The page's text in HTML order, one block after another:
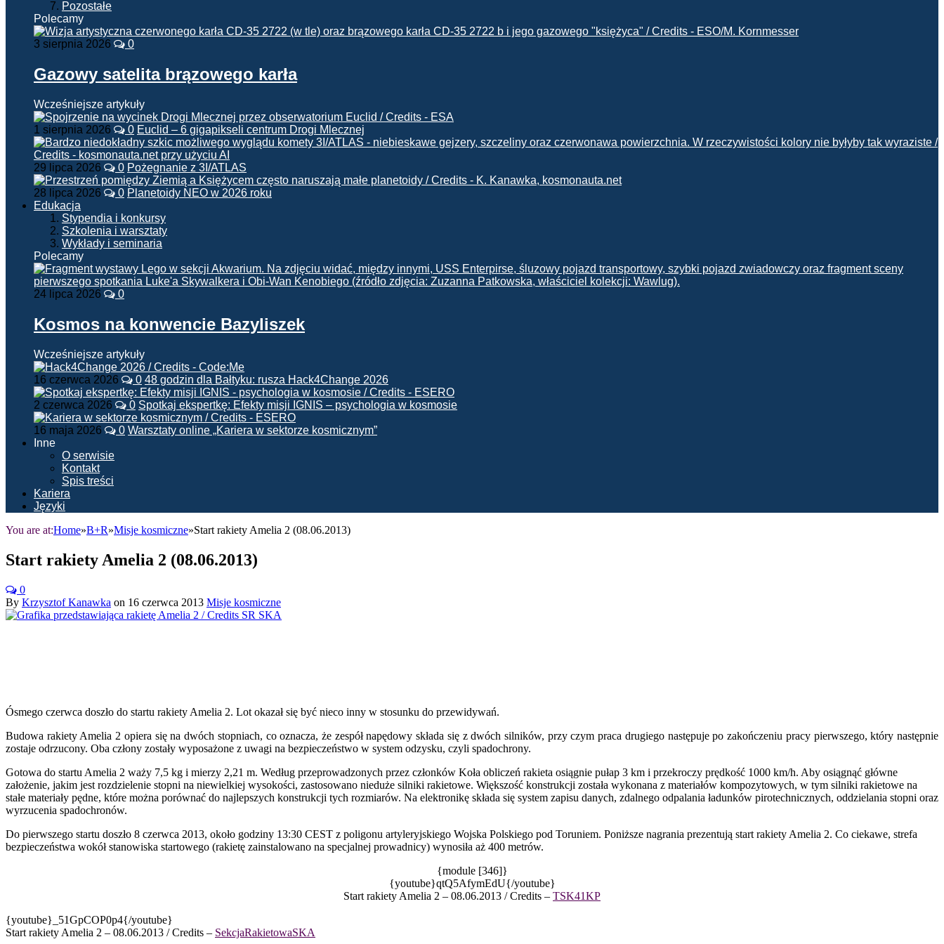
Pozostałe
Polecamy
3 sierpnia 2026 0
Gazowy satelita brązowego karła
Wcześniejsze artykuły
1 sierpnia 2026 0 Euclid – 6 gigapikseli centrum Drogi Mlecznej
29 lipca 2026 0 Pożegnanie z 3I/ATLAS
28 lipca 2026 0 Planetoidy NEO w 2026 roku
Edukacja
Stypendia i konkursy
Szkolenia i warsztaty
Wykłady i seminaria
Polecamy
24 lipca 2026 0
Kosmos na konwencie Bazyliszek
Wcześniejsze artykuły
16 czerwca 2026 0 48 godzin dla Bałtyku: rusza Hack4Change 2026
2 czerwca 2026 0 Spotkaj ekspertkę: Efekty misji IGNIS – psychologia w kosmosie
16 maja 2026 0 Warsztaty online „Kariera w sektorze kosmicznym”
Inne
O serwisie
Kontakt
Spis treści
Kariera
Języki
You are at:Home»B+R»Misje kosmiczne»Start rakiety Amelia 2 (08.06.2013)
Start rakiety Amelia 2 (08.06.2013)
0
By Krzysztof Kanawka on 16 czerwca 2013 Misje kosmiczne
Ósmego czerwca doszło do startu rakiety Amelia 2. Lot okazał się być nieco inny w stosunku do przewidywań.
Budowa rakiety Amelia 2 opiera się na dwóch stopniach, co oznacza, że zespół napędowy składa się z dwóch silników, przy czym praca drugiego następuje po zakończeniu pracy pierwszego, który następnie
zostaje odrzucony. Oba człony zostały wyposażone z uwagi na bezpieczeństwo w system odzysku, czyli spadochrony.
Gotowa do startu Amelia 2 waży 7,5 kg i mierzy 2,21 m. Według przeprowadzonych przez członków Koła obliczeń rakieta osiągnie pułap 3 km i przekroczy prędkość 1000 km/h. Aby osiągnąć główne
założenie, jakim jest rozdzielenie stopni na niewielkiej wysokości, zastosowano nieduże silniki rakietowe. Większość konstrukcji została wykonana z materiałów kompozytowych, w tym silniki rakietowe na
stałe materiały pędne, które można porównać do najlepszych konstrukcji tych rozmiarów. Na elektronikę składa się system zapisu danych, zdalnego odpalania ładunków pirotechnicznych, oddzielania stopni oraz
wyrzucenia spadochronów.
Do pierwszego startu doszło 8 czerwca 2013, około godziny 13:30 CEST z poligonu artyleryjskiego Wojska Polskiego pod Toruniem. Poniższe nagrania prezentują start rakiety Amelia 2. Co ciekawe, strefa
bezpieczeństwa wokół stanowiska startowego (rakietę zainstalowano na specjalnej prowadnicy) wynosiła aż 400 metrów.
{module [346]}
{youtube}qtQ5AfymEdU{/youtube}
Start rakiety Amelia 2 – 08.06.2013 / Credits – TSK41KP
{youtube}_51GpCOP0p4{/youtube}
Start rakiety Amelia 2 – 08.06.2013 / Credits – SekcjaRakietowaSKA